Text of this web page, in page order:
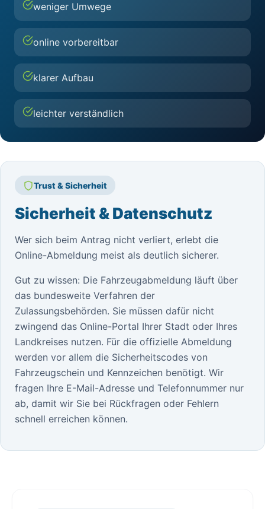
weniger Umwege
online vorbereitbar
klarer Aufbau
leichter verständlich
Trust & Sicherheit
Sicherheit & Datenschutz
Wer sich beim Antrag nicht verliert, erlebt die
Online-Abmeldung meist als deutlich sicherer.
Gut zu wissen: Die Fahrzeugabmeldung läuft über
das bundesweite Verfahren der
Zulassungsbehörden. Sie müssen dafür nicht
zwingend das Online-Portal Ihrer Stadt oder Ihres
Landkreises nutzen. Für die offizielle Abmeldung
werden vor allem die Sicherheitscodes von
Fahrzeugschein und Kennzeichen benötigt. Wir
fragen Ihre E-Mail-Adresse und Telefonnummer nur
ab, damit wir Sie bei Rückfragen oder Fehlern
schnell erreichen können.